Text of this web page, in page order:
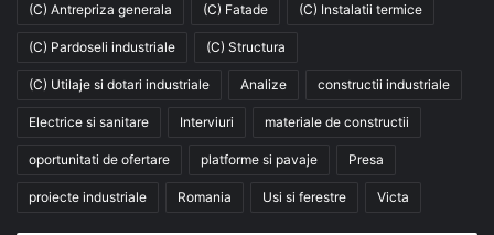
(C) Antrepriza generala (C) Fatade (C) Instalatii termice
(C) Pardoseli industriale (C) Structura
(C) Utilaje si dotari industriale Analize constructii industriale
Electrice si sanitare Interviuri materiale de constructii
oportunitati de ofertare platforme si pavaje Presa
proiecte industriale Romania Usi si ferestre Victa